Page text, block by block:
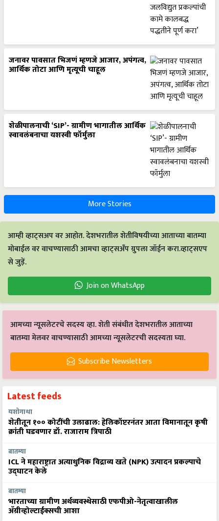
जनावर पावसात भिजणं म्हणजे आजार, अपंगत्व,
आर्थिक तोटा आणि मृत्यूची चाहूल
शेळीपालनाची ‘SIP’- ग्रामीण भागातील आर्थिक
स्वावलंबनाचा यशस्वी फॉर्मुला
More Stories
आम्ही व्हाट्सअप वर आहोत. देशभरातील शेतीविषयीच्या आताच्या बातम्या
मोबाईल वर वाचण्यासाठी आमचा व्हाट्सअँप ग्रुपला जॉईन करा.व्हाट्सएप
से जुड़ें.
Join on WhatsApp
आमच्या न्यूसलेटरचे सदस्य व्हा. शेती संबंधीत देशभरातील आताच्या
बातम्या मेलवर वाचण्यासाठी आमच्या न्यूसलेटरची सदस्यता घ्या.
Subscribe Newsletters
Latest feeds
यशोगाथा
शेतीतून १०० कोटींची उलाढाल: हेलिकॉप्टरनंतर आता विमानातून कृषी
क्रांती घडवणार डॉ. राजाराम त्रिपाठी
बातम्या
ICL ने महाराष्ट्रात अत्याधुनिक विद्राव्य खते (NPK) उत्पादन प्रकल्पाचे
उद्घाटन केले
बातम्या
भारताच्या ग्रामीण अर्थव्यवस्थेसाठी एफपीओ-नेतृत्वाखालील
अ‍ॅग्रीव्होल्टाईक्सची आशा